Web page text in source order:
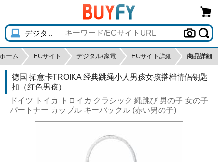
ホーム ECサイト デジタル/家電 ECサイト詳細 商品詳細
德国 拓意卡TROIKA 经典跳绳小人男孩女孩搭档情侣钥匙
扣（红色男孩）
ドイツ トイカ トロイカ クラシック 縄跳び 男の子 女の子
パートナー カップル キーバックル (赤い男の子)